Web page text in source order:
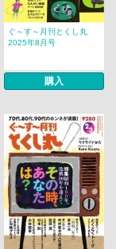
ぐ～す～月刊とくし丸
2025年8月号
購入